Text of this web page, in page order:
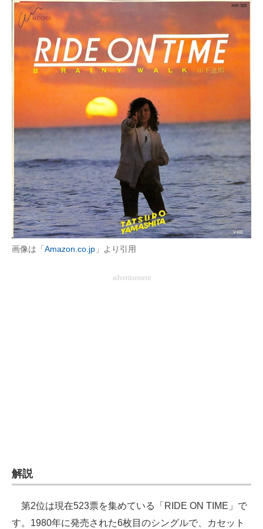
スマホと通信の最新トレンド
進化するPCとデバイスの未来
好きが集まる 比べて選べる
ビジネスと働き方のヒント
AI活用のいまが分かる
経営リーダーのコミュニティ
マーケ×ITの今がよく分かる
ITエンジニア向け専門サイト
企業向けIT製品の総合サイト
画像は「 Amazon.co.jp 」より引用
advertisement
解説
第2位は現在523票を集めている「RIDE ON TIME」で
す。1980年に発売された6枚目のシングルで、カセット